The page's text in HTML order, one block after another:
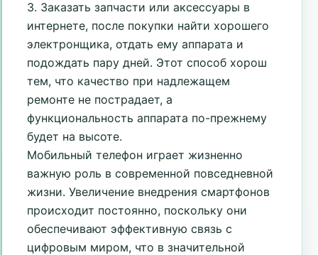
3. Заказать запчасти или аксессуары в
интернете, после покупки найти хорошего
электронщика, отдать ему аппарата и
подождать пару дней. Этот способ хорош
тем, что качество при надлежащем
ремонте не пострадает, а
функциональность аппарата по-прежнему
будет на высоте.
Мобильный телефон играет жизненно
важную роль в современной повседневной
жизни. Увеличение внедрения смартфонов
происходит постоянно, поскольку они
обеспечивают эффективную связь с
цифровым миром, что в значительной